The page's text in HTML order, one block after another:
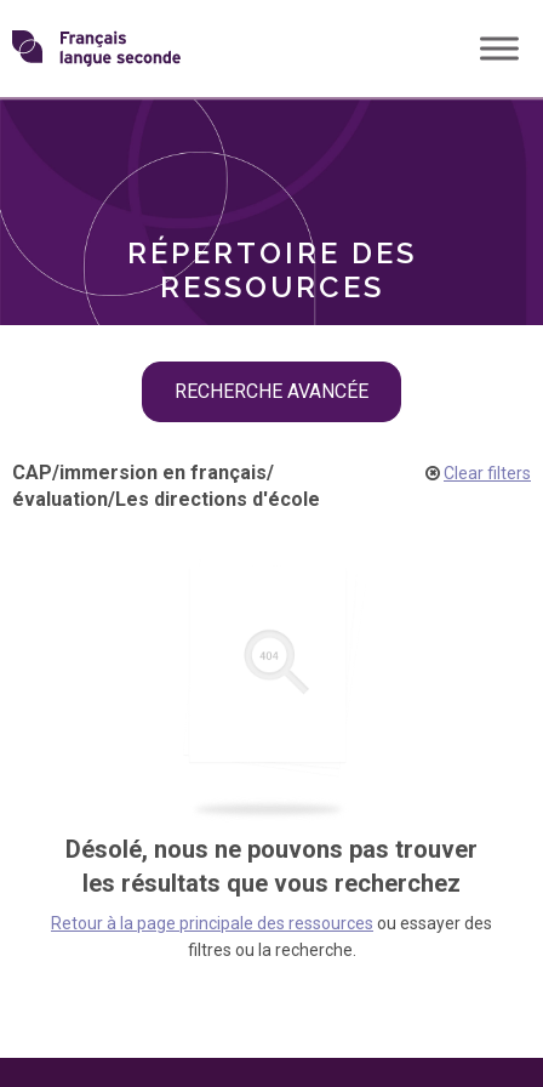
Skip
toTransformons
langue
RÉPERTOIRE DES
RESSOURCES
RECHERCHE AVANCÉE
THÈMES
CAP/immersion en français/
évaluation/Les directions d'école
Clear filters
Désolé, nous ne pouvons pas trouver
les résultats que vous recherchez
Retour à la page principale des ressources ou essayer des
filtres ou la recherche.